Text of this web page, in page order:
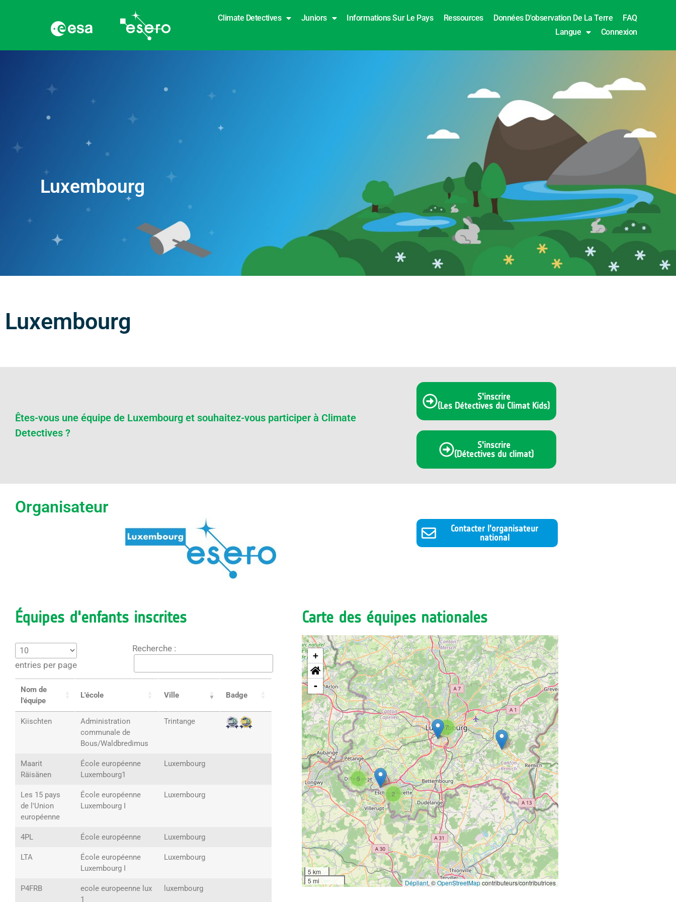
Climate Detectives Juniors Informations Sur Le Pays Ressources Données D'observation De La Terre
FAQ
Langue
Connexion
Luxembourg
Luxembourg
Êtes-vous une équipe de Luxembourg et souhaitez-vous participer à Climate
Detectives ?
S'inscrire
(Les Détectives du Climat Kids)
S'inscrire
(Détectives du climat)
Organisateur
Contacter l'organisateur
national
Équipes d'enfants inscrites
entries per page
Recherche :
Nom de
l'équipe
L'école Ville Badge
Kiischten
Administration
communale de
Bous/Waldbredimus
Trintange
Maarit
Räisänen
École européenne
Luxembourg1
Luxembourg
Les 15 pays
de l'Union
européenne
École européenne
Luxembourg I
Luxembourg
4PL École européenne Luxembourg
LTA
École européenne
Luxembourg I
Luxembourg
P4FRB
ecole europeenne lux
1
luxembourg
Carte des équipes nationales
2
5
7
+
-
5 km
5 mi
Dépliant, ©OpenStreetMapcontributeurs/contributrices